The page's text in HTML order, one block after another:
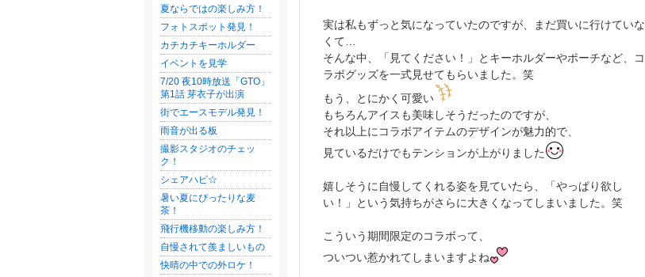
実は私もずっと気になっていたのですが、まだ買いに行けていな
くて…
そんな中、「見てください！」とキーホルダーやポーチなど、コ
ラボグッズを一式見せてもらいました。笑
もう、とにかく可愛い
もちろんアイスも美味しそうだったのですが、
それ以上にコラボアイテムのデザインが魅力的で、
見ているだけでもテンションが上がりました
嬉しそうに自慢してくれる姿を見ていたら、「やっぱり欲し
い！」という気持ちがさらに大きくなってしまいました。笑
こういう期間限定のコラボって、
ついつい惹かれてしまいますよね
夏ならではの楽しみ方！
フォトスポット発見！
カチカチキーホルダー
イベントを見学
7/20 夜10時放送「GTO」
第1話 芽衣子が出演
街でエースモデル発見！
雨音が出る板
撮影スタジオのチェッ
ク！
シェアハピ☆
暑い夏にぴったりな麦
茶！
飛行機移動の楽しみ方！
自慢されて羨ましいもの
快晴の中での外ロケ！